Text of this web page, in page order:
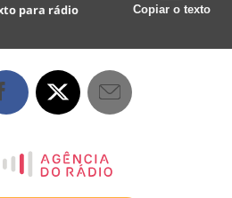
para rádio Copiar o texto